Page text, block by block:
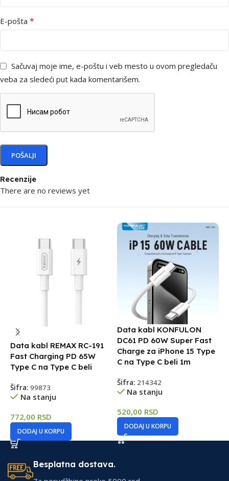
Recenzije
There are no reviews yet
E-pošta *
Sačuvaj moje ime, e-poštu i veb mesto u ovom pregledaču
veba za sledeći put kada komentarišem.
Data kabl REMAX RC-191
Fast Charging PD 65W
Type C na Type C beli
Šifra: 99873
Na stanju
772,00 RSD
DODAJ U KORPU
Data kabl KONFULON
DC61 PD 60W Super Fast
Charge za iPhone 15 Type
C na Type C beli 1m
Šifra: 214342
Na stanju
520,00 RSD
DODAJ U KORPU
Besplatna dostava.